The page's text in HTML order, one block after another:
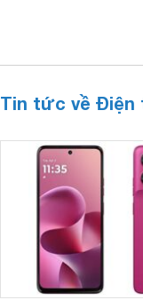
Tin tức về Điện